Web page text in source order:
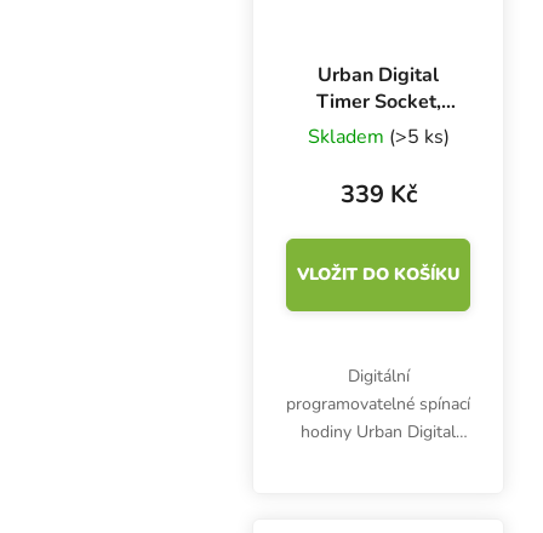
Urban Digital
Timer Socket,
digitální spínací
hodiny
Skladem (>5 ks)
339 Kč
VLOŽIT DO KOŠÍKU
Digitální
programovatelné spínací
hodiny Urban Digital